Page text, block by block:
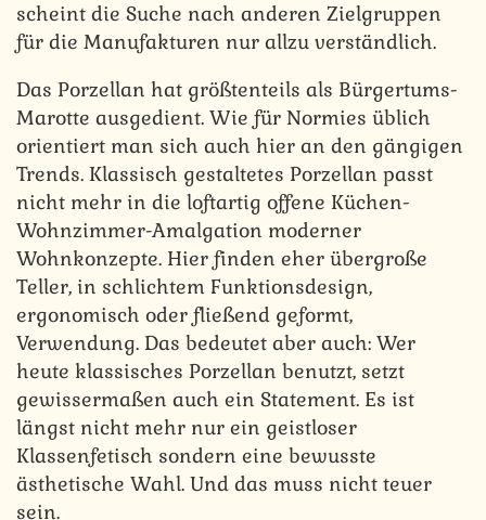
scheint die Suche nach anderen Zielgruppen
für die Manufakturen nur allzu verständlich.
Das Porzellan hat größtenteils als Bürgertums-
Marotte ausgedient. Wie für Normies üblich
orientiert man sich auch hier an den gängigen
Trends. Klassisch gestaltetes Porzellan passt
nicht mehr in die loftartig offene Küchen-
Wohnzimmer-Amalgation moderner
Wohnkonzepte. Hier finden eher übergroße
Teller, in schlichtem Funktionsdesign,
ergonomisch oder fließend geformt,
Verwendung. Das bedeutet aber auch: Wer
heute klassisches Porzellan benutzt, setzt
gewissermaßen auch ein Statement. Es ist
längst nicht mehr nur ein geistloser
Klassenfetisch sondern eine bewusste
ästhetische Wahl. Und das muss nicht teuer
sein.